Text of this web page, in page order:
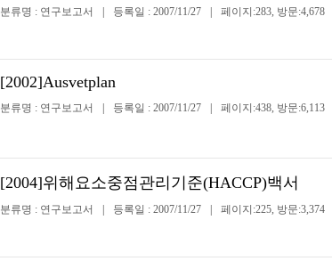
분류명 : 연구보고서 등록일 : 2007/11/27 페이지:283, 방문:4,678
[2002]Ausvetplan
분류명 : 연구보고서 등록일 : 2007/11/27 페이지:438, 방문:6,113
[2004]위해요소중점관리기준(HACCP)백서
분류명 : 연구보고서 등록일 : 2007/11/27 페이지:225, 방문:3,374